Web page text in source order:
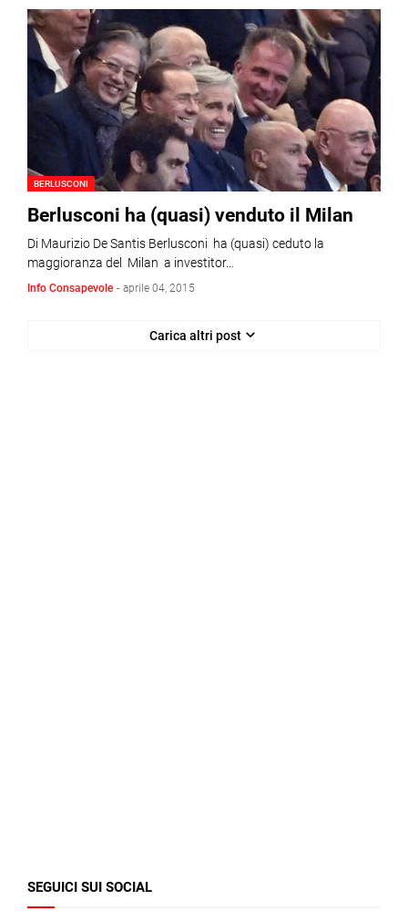
BERLUSCONI
Berlusconi ha (quasi) venduto il Milan
Di Maurizio De Santis Berlusconi ha (quasi) ceduto la
maggioranza del Milan a investitor…
Info Consapevole - aprile 04, 2015
Carica altri post
SEGUICI SUI SOCIAL